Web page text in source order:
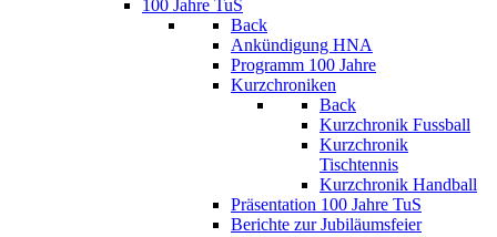
100 Jahre TuS
Back
Ankündigung HNA
Programm 100 Jahre
Kurzchroniken
Back
Kurzchronik Fussball
Kurzchronik
Tischtennis
Kurzchronik Handball
Präsentation 100 Jahre TuS
Berichte zur Jubiläumsfeier